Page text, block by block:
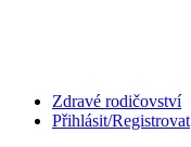
Zdravé rodičovství
Přihlásit/Registrovat